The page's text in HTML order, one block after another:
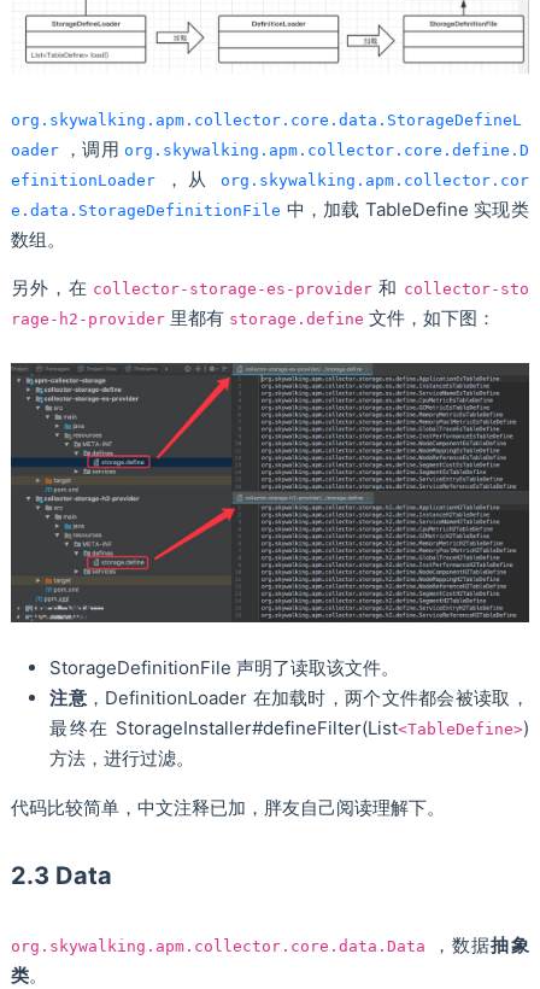
org.skywalking.apm.collector.core.data.StorageDefineL
oader
，调用 org.skywalking.apm.collector.core.define.D
efinitionLoader
，从
org.skywalking.apm.collector.cor
e.data.StorageDefinitionFile 中，加载 TableDefine 实现类
数组。
另外，在 collector-storage-es-provider 和 collector-sto
rage-h2-provider 里都有 storage.define 文件，如下图：
StorageDefinitionFile 声明了读取该文件。
注意，DefinitionLoader 在加载时，两个文件都会被读取，
最终在 StorageInstaller#defineFilter(List<TableDefine>)
方法，进行过滤。
代码比较简单，中文注释已加，胖友自己阅读理解下。
2.3 Data
org.skywalking.apm.collector.core.data.Data ，数据抽象
类。